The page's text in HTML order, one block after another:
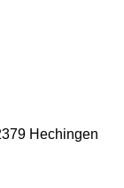
Hechingen